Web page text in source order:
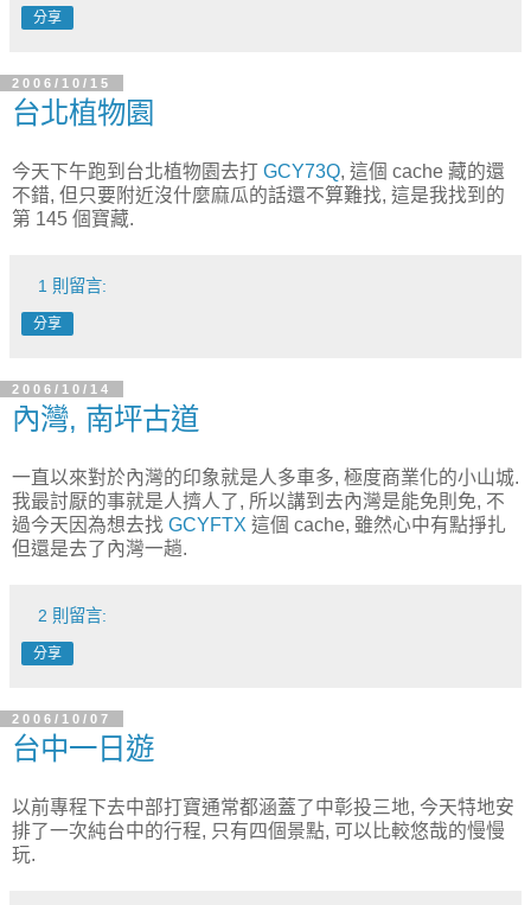
分享
2006/10/15
台北植物園
今天下午跑到台北植物園去打 GCY73Q, 這個 cache 藏的還
不錯, 但只要附近沒什麼麻瓜的話還不算難找, 這是我找到的
第 145 個寶藏.
1 則留言:
分享
2006/10/14
內灣, 南坪古道
一直以來對於內灣的印象就是人多車多, 極度商業化的小山城.
我最討厭的事就是人擠人了, 所以講到去內灣是能免則免, 不
過今天因為想去找 GCYFTX 這個 cache, 雖然心中有點掙扎
但還是去了內灣一趟.
2 則留言:
分享
2006/10/07
台中一日遊
以前專程下去中部打寶通常都涵蓋了中彰投三地, 今天特地安
排了一次純台中的行程, 只有四個景點, 可以比較悠哉的慢慢
玩.